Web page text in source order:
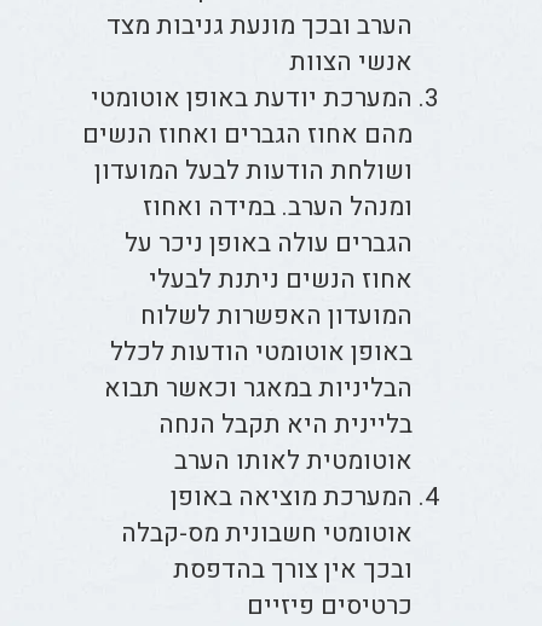
הערב ובכך מונעת גניבות מצד
אנשי הצוות
המערכת יודעת באופן אוטומטי
מהם אחוז הגברים ואחוז הנשים
ושולחת הודעות לבעל המועדון
ומנהל הערב. במידה ואחוז
הגברים עולה באופן ניכר על
אחוז הנשים ניתנת לבעלי
המועדון האפשרות לשלוח
באופן אוטומטי הודעות לכלל
הבליניות במאגר וכאשר תבוא
בליינית היא תקבל הנחה
אוטומטית לאותו הערב
המערכת מוציאה באופן
אוטומטי חשבונית מס-קבלה
ובכך אין צורך בהדפסת
כרטיסים פיזיים